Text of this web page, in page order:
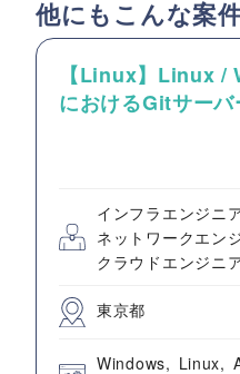
他にもこんな案
【Linux】Linux /
におけるGitサー
インフラエンジニ
ネットワークエン
クラウドエンジニ
東京都
Windows Linux